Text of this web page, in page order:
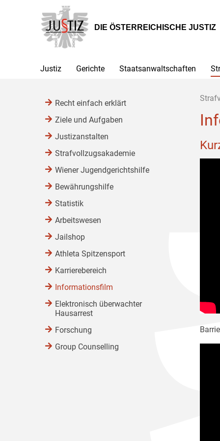
Hauptnavigation
[1]
Inhalt
[2]
Untermenü
[3]
DIE ÖSTERREICHISCHE JUSTIZ
Justiz Gerichte Staatsanwaltschaften
Recht einfach erklärt
Ziele und Aufgaben
Justizanstalten
Strafvollzugsakademie
Wiener Jugendgerichtshilfe
Bewährungshilfe
Statistik
Arbeitswesen
Jailshop
Athleta Spitzensport
Karrierebereich
Informationsfilm
Elektronisch überwachter
Hausarrest
Forschung
Group Counselling